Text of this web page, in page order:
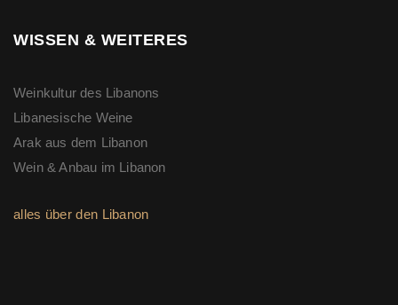
WISSEN & WEITERES
Weinkultur des Libanons
Libanesische Weine
Arak aus dem Libanon
Wein & Anbau im Libanon
alles über den Libanon